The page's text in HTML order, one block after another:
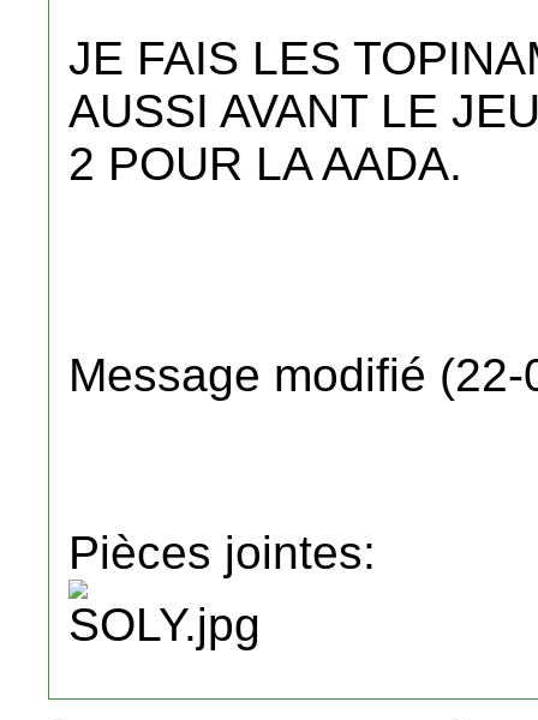
JE FAIS LES
AUSSI AVANT LE
2 POUR LA AADA.
Message modifié
Pièces jointes: